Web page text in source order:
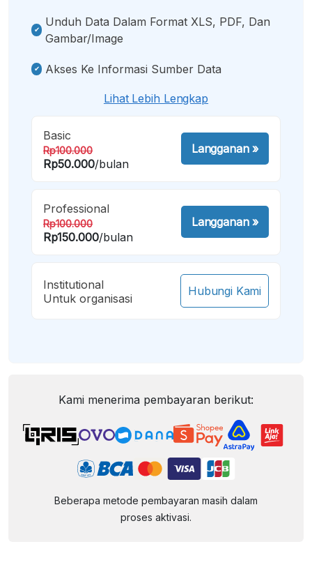
Unduh Data Dalam Format XLS, PDF, Dan
Gambar/image
Akses Ke Informasi Sumber Data
Lihat Lebih Lengkap
Basic
Rp100.000
Rp50.000/bulan
Langganan»
Professional
Rp100.000
Rp150.000/bulan
Langganan»
Institutional
Untuk organisasi
Hubungi Kami
Kami menerima pembayaran berikut:
Beberapa metode pembayaran masih dalam
proses aktivasi.